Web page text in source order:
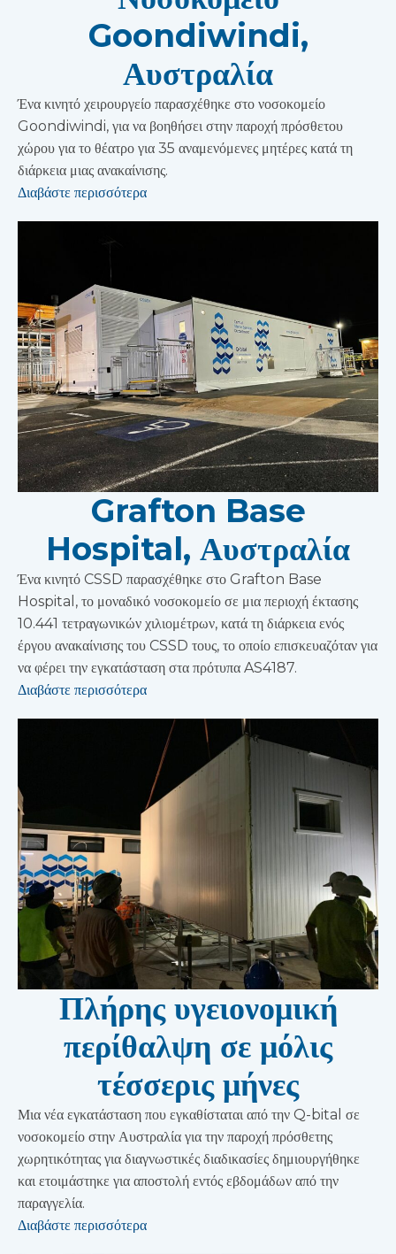
Goondiwindi,
Αυστραλία
Ένα κινητό χειρουργείο παρασχέθηκε στο νοσοκομείο
Goondiwindi, για να βοηθήσει στην παροχή πρόσθετου
χώρου για το θέατρο για 35 αναμενόμενες μητέρες κατά τη
διάρκεια μιας ανακαίνισης.
Διαβάστε περισσότερα
Grafton Base
Hospital, Αυστραλία
Ένα κινητό CSSD παρασχέθηκε στο Grafton Base
Hospital, το μοναδικό νοσοκομείο σε μια περιοχή έκτασης
10.441 τετραγωνικών χιλιομέτρων, κατά τη διάρκεια ενός
έργου ανακαίνισης του CSSD τους, το οποίο επισκευαζόταν για
να φέρει την εγκατάσταση στα πρότυπα AS4187.
Διαβάστε περισσότερα
Πλήρης υγειονομική
περίθαλψη σε μόλις
τέσσερις μήνες
Μια νέα εγκατάσταση που εγκαθίσταται από την Q-bital σε
νοσοκομείο στην Αυστραλία για την παροχή πρόσθετης
χωρητικότητας για διαγνωστικές διαδικασίες δημιουργήθηκε
και ετοιμάστηκε για αποστολή εντός εβδομάδων από την
παραγγελία.
Διαβάστε περισσότερα